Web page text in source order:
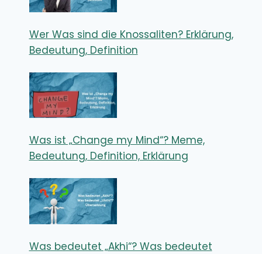
Wer Was sind die Knossaliten? Erklärung,
Bedeutung, Definition
Was ist „Change my Mind“? Meme,
Bedeutung, Definition, Erklärung
Was bedeutet „Akhi“? Was bedeutet